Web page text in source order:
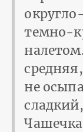
темно-
не